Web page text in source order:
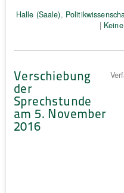
Halle (Saale),
|
Verschiebung
der
Sprechstunde
am 5. November
2016